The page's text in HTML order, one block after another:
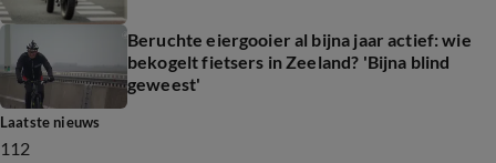
Beruchte eiergooier al bijna jaar actief: wie
bekogelt fietsers in Zeeland? 'Bijna blind
geweest'
Laatste nieuws
112